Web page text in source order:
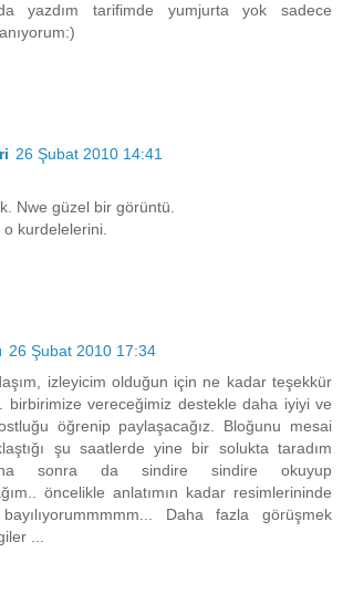
yazdım tarifimde yumjurta yok sadece
26 Şubat 2010 14:41
Nwe güzel bir görüntü.
kurdelelerini.
26 Şubat 2010 17:34
izleyicim olduğun için ne kadar teşekkür
birbirimize vereceğimiz destekle daha iyiyi ve
öğrenip paylaşacağız. Bloğunu mesai
şu saatlerde yine bir solukta taradım
sonra da sindire sindire okuyup
öncelikle anlatımın kadar resimlerininde
Daha fazla görüşmek
...